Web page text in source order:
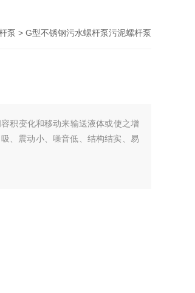
泵 > G型不锈钢污水螺杆泵污泥螺杆泵
积变化和移动来输送液体或使之增
震动小、噪音低、结构结实、易